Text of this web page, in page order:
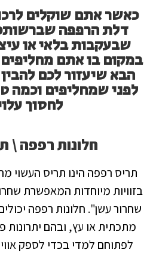
כאשר אתם שוקלים
דלת הרפפה
שבעקבות בלאי או
במקום בו אתם
הבא שיעזור לכם
לפני שמחליפים וכמה
לחסוך
חלונות רפפה \
תריס רפפה הינו תריס העשוי
בזוויות מיוחדות המאפשרת
שחרור עשן". חלונות רפפה
מתכתית או עץ, ובהם יתרונות
לפתוחם למדי בכדי לספק